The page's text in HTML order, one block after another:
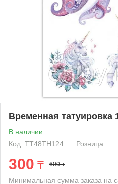
Временная татуировка
В наличии
Код: TT48TH124
Розница
300 ₸ 600 ₸
Минимальная сумма заказа на